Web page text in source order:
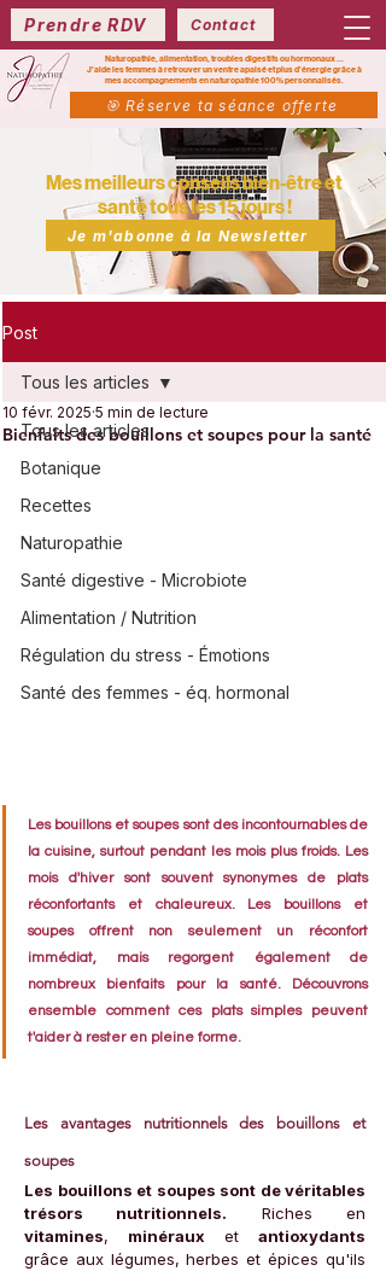
Prendre RDV Contact
Naturopathie, alimentation, troubles digestifs ou hormonaux ...
J’aide les femmes à retrouver un ventre apaisé et plus d’énergie grâce à
mesaccompagnements en naturopathie 100% personnalisés.
🎯 Réserve ta séance offerte
Mes meilleurs conseils bien-être et
santé tous les 15 jours !
Je m'abonne à la Newsletter
Post
Tous les articles
Botanique
Recettes
Naturopathie
Santé digestive - Microbiote
Alimentation / Nutrition
Régulation du stress - Émotions
Santé des femmes - éq. hormonal
Tous les articles
Bienfaits des bouillons et soupes pour la santé
10 févr. 2025 5 min de lecture
Les bouillons et soupes sont des incontournables de
la cuisine, surtout pendant les mois plus froids. Les
mois d'hiver sont souvent synonymes de plats
réconfortants et chaleureux. Les bouillons et
soupes offrent non seulement un réconfort
immédiat, mais regorgent également de
nombreux bienfaits pour la santé. Découvrons
ensemble comment ces plats simples peuvent
t'aider à rester en pleine forme.
Les avantages nutritionnels des bouillons et
soupes
Les bouillons et soupes sont de véritables
trésors nutritionnels.
vitamines, minéraux et
grâce aux légumes, herbes et épices qu'ils